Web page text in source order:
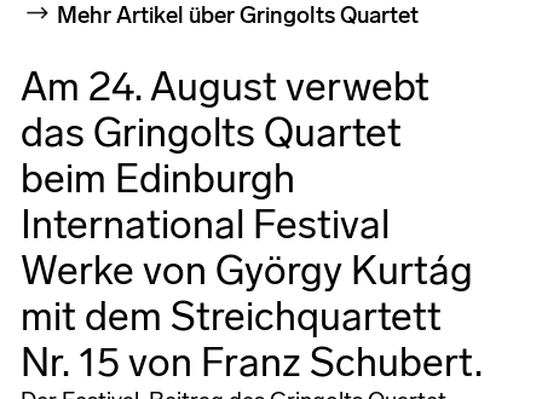
Mehr Artikel über Gringolts Quartet
Am 24. August verwebt
das Gringolts Quartet
beim Edinburgh
International Festival
Werke von György Kurtág
mit dem Streichquartett
Nr. 15 von Franz Schubert.